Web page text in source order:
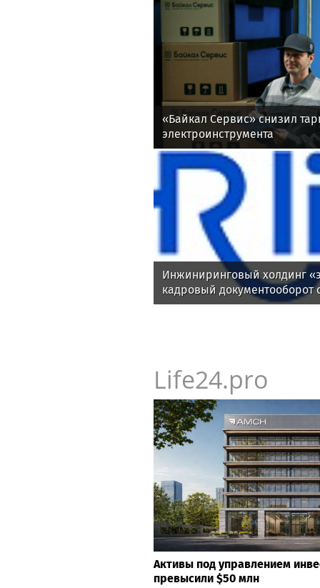
«Байкал Сервис» снизил
электроинструмента
Инжиниринговый холдинг
кадровый
Life24.pro
Активы под управлением
превысили $50 млн